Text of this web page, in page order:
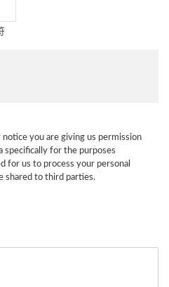
you are giving us permission
specifically for the purposes
for us to process your personal
shared to third parties.